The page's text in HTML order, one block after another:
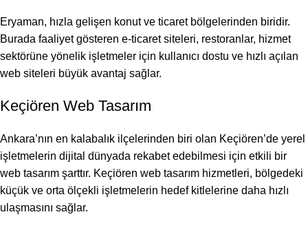
Eryaman, hızla gelişen konut ve ticaret bölgelerinden biridir.
Burada faaliyet gösteren e-ticaret siteleri, restoranlar, hizmet
sektörüne yönelik işletmeler için kullanıcı dostu ve hızlı açılan
web siteleri büyük avantaj sağlar.
Keçiören Web Tasarım
Ankara’nın en kalabalık ilçelerinden biri olan Keçiören’de yerel
işletmelerin dijital dünyada rekabet edebilmesi için etkili bir
web tasarım şarttır. Keçiören web tasarım hizmetleri, bölgedeki
küçük ve orta ölçekli işletmelerin hedef kitlelerine daha hızlı
ulaşmasını sağlar.